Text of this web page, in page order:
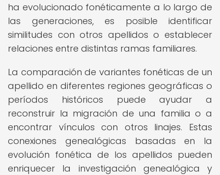
ha evolucionado fonéticamente a lo largo de
las generaciones, es posible identificar
similitudes con otros apellidos o establecer
relaciones entre distintas ramas familiares.
La comparación de variantes fonéticas de un
apellido en diferentes regiones geográficas o
períodos históricos puede ayudar a
reconstruir la migración de una familia o a
encontrar vínculos con otros linajes. Estas
conexiones genealógicas basadas en la
evolución fonética de los apellidos pueden
enriquecer la investigación genealógica y